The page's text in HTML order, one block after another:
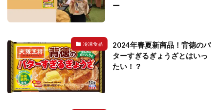
ー
冷凍食品
2024年春夏新商品！背徳のバ
ターすぎるぎょうざとはいっ
たい！？